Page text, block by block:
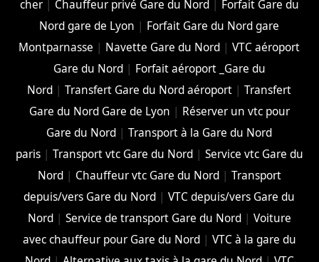
cher| Chauffeur privé Gare du Nord
Forfait Gare du
Nord gare de Lyon | Forfait Gare du Nord gare
Montparnasse | Navette Gare du Nord |VTC aéroport
Gare du Nord| Forfait aéroport _Gare du
Nord |Transfert Gare du Nord aéroport |Transfert
Gare du Nord Gare de Lyon | Réserver un vtc pour
Gare du Nord |Transport à la Gare du Nord
paris| Transport vtc Gare du Nord| Service vtc Gare du
Nord| Chauffeur vtc Gare du Nord| Transport
depuis/vers Gare du Nord |VTC depuis/vers Gare du
Nord| Service de transport Gare du Nord| Voiture
avec chauffeur pour Gare du Nord| VTC à la gare du